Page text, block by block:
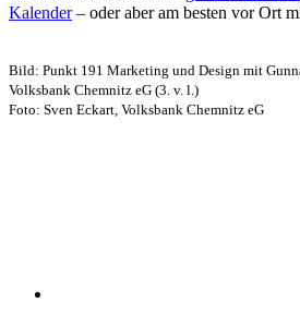
Kalender– oder aber am besten vor Ort
Bild: Punkt 191 Marketing und Design mit
Volksbank Chemnitz eG (3. v. l.)
Foto: Sven Eckart, Volksbank Chemnitz eG